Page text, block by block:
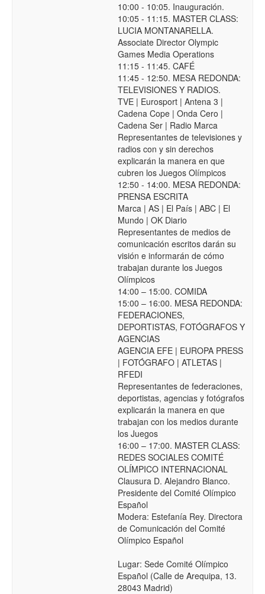
10:00 - 10:05. Inauguración.
10:05 - 11:15. MASTER CLASS:
LUCIA MONTANARELLA.
Associate Director Olympic
Games Media Operations
11:15 - 11:45. CAFÉ
11:45 - 12:50. MESA REDONDA:
TELEVISIONES Y RADIOS.
TVE | Eurosport | Antena 3 |
Cadena Cope | Onda Cero |
Cadena Ser | Radio Marca
Representantes de televisiones y
radios con y sin derechos
explicarán la manera en que
cubren los Juegos Olímpicos
12:50 - 14:00. MESA REDONDA:
PRENSA ESCRITA
Marca | AS | El País | ABC | El
Mundo | OK Diario
Representantes de medios de
comunicación escritos darán su
visión e informarán de cómo
trabajan durante los Juegos
Olímpicos
14:00 – 15:00. COMIDA
15:00 – 16:00. MESA REDONDA:
FEDERACIONES,
DEPORTISTAS, FOTÓGRAFOS Y
AGENCIAS
AGENCIA EFE | EUROPA PRESS
| FOTÓGRAFO | ATLETAS |
RFEDI
Representantes de federaciones,
deportistas, agencias y fotógrafos
explicarán la manera en que
trabajan con los medios durante
los Juegos
16:00 – 17:00. MASTER CLASS:
REDES SOCIALES COMITÉ
OLÍMPICO INTERNACIONAL
Clausura D. Alejandro Blanco.
Presidente del Comité Olímpico
Español
Modera: Estefanía Rey. Directora
de Comunicación del Comité
Olímpico Español
Lugar: Sede Comité Olímpico
Español (Calle de Arequipa, 13.
28043 Madrid)